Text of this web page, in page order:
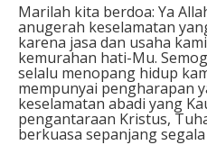
Marilah kita berdoa: Ya
anugerah keselamatan
karena jasa dan usaha
kemurahan hati-Mu.
selalu menopang hidup
mempunyai pengharapan
keselamatan abadi yang
pengantaraan Kristus,
berkuasa sepanjang segala